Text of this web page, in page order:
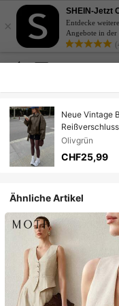
×
SHEIN-Jetzt
Entdecke
Angebote in
Neue Vintage
Damen
Olivgrün
CHF25,99
Ähnliche Artikel